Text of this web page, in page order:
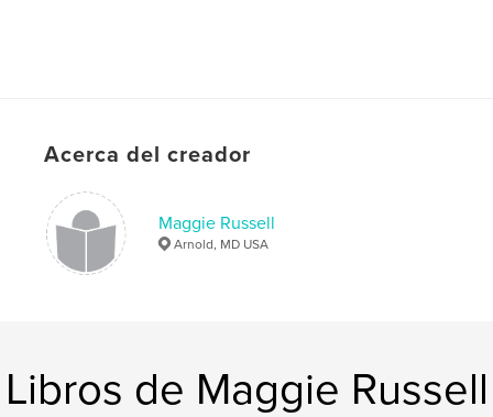
Acerca del creador
Maggie Russell
Arnold, MD USA
Libros de Maggie Russell